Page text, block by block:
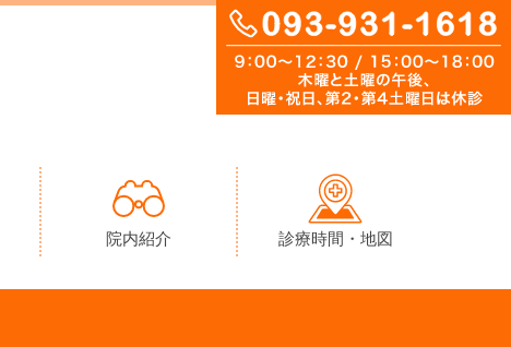
院内紹介 診療時間・地図